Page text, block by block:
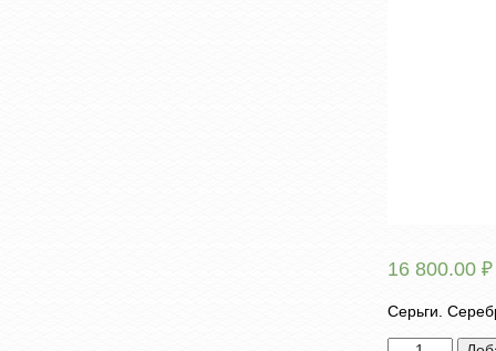
16 800.00 ₽
Серьги.
Количество